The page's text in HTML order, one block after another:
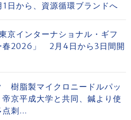
日から、資源循環ブランドへ
東京インターナショナル・ギフ
春2026」 2月4日から3日間開
樹脂製マイクロニードルパッ
京平成大学と共同、鍼より使
点刺...